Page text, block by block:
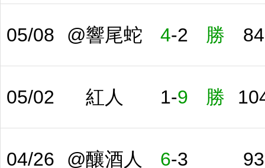
05/08 @響尾蛇 4-2 勝
05/02 紅人 1-9 勝
04/26 @釀酒人 6-3